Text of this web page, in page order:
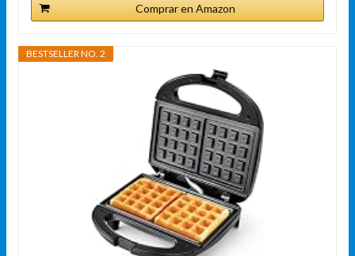
Comprar en Amazon
BESTSELLER NO. 2